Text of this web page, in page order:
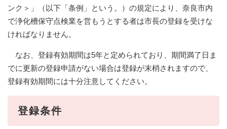
ンク＞ 」（以下「条例」という。）の規定により、奈良市内
で浄化槽保守点検業を営もうとする者は市長の登録を受けな
ければなりません。
なお、登録有効期間は5年と定められており、期間満了日ま
でに更新の登録申請がない場合は登録が末梢されますので、
登録有効期間には十分注意してください。
登録条件